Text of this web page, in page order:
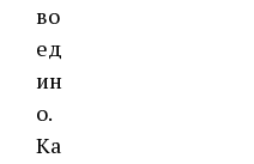
во
ед
ин
о.
Ка